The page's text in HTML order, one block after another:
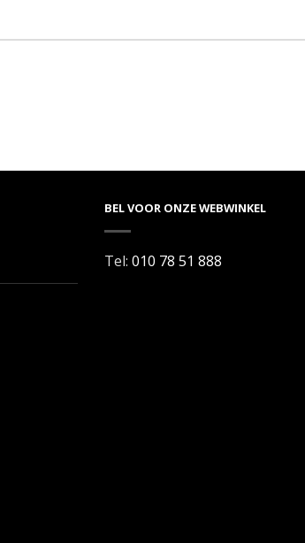
BEL VOOR ONZE WEBWINKEL
Tel: 010 78 51 888